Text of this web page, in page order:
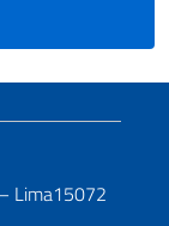
Lima15072